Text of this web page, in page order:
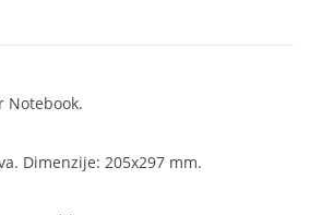
Notebook.
Dimenzije: 205x297 mm.